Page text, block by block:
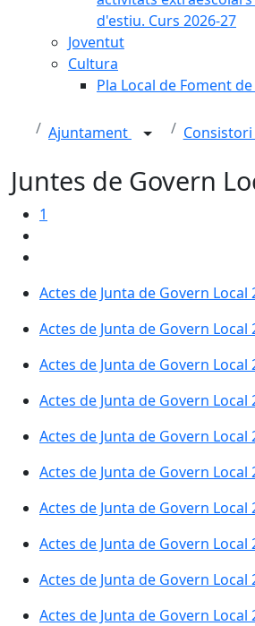
d'estiu. Curs 2026-27
Joventut
Cultura
Pla Local de Foment
Ajuntament
Juntes de Govern
1
Actes de Junta de Govern Local
Actes de Junta de Govern Local
Actes de Junta de Govern Local
Actes de Junta de Govern Local
Actes de Junta de Govern Local
Actes de Junta de Govern Local
Actes de Junta de Govern Local
Actes de Junta de Govern Local
Actes de Junta de Govern Local
Actes de Junta de Govern Local